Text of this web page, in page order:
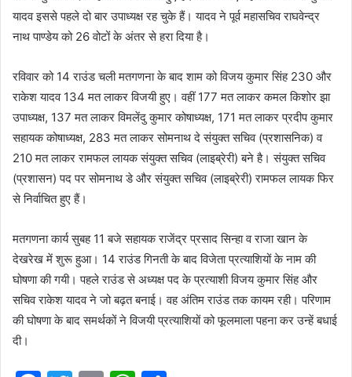
यादव इससे पहले दो बार उपाध्यक्ष रह चुके हैं। यादव ने पूर्व महासचिव राघवेन्द्र
नाथ पाण्डेय को 26 वोटों के अंतर से हरा दिया है।
रविवार को 14 राउंड चली मतगणना के बाद शाम को विजय कुमार सिंह 230 और
राकेश यादव 134 मत लाकर विजयी हुए। वहीं 177 मत लाकर कमल किशोर झा
उपाध्यक्ष, 137 मत लाकर विमलेंदु कुमार कोषाध्यक्ष, 171 मत लाकर प्रदीप कुमार
सहायक कोषाध्यक्ष, 283 मत लाकर सोमनाथ दे संयुक्त सचिव (प्रशासनिक) व
210 मत लाकर रामफल लायक संयुक्त सचिव (लाइब्रेरी) बने है। संयुक्त सचिव
(प्रशासन) पद पर सोमनाथ डे और संयुक्त सचिव (लाइब्रेरी) रामफल लायक फिर
से निर्वाचित हुए हैं।
मतगणना कार्य सुबह 11 बजे सहायक राजेंद्र प्रसाद सिन्हा व राजा खान के
देखरेख में शुरू हुआ। 14 राउंड गिनती के बाद विजेता प्रत्याशियों के नाम की
घोषणा की गयी। पहले राउंड से अध्यक्ष पद के प्रत्याशी विजय कुमार सिंह और
सचिव राकेश यादव ने जो बढ़त बनाई। वह अंतिम राउंड तक कायम रही। परिणाम
की घोषणा के बाद समर्थकों ने विजयी प्रत्याशियों को फूलमाला पहना कर उन्हें बधाई
दी।